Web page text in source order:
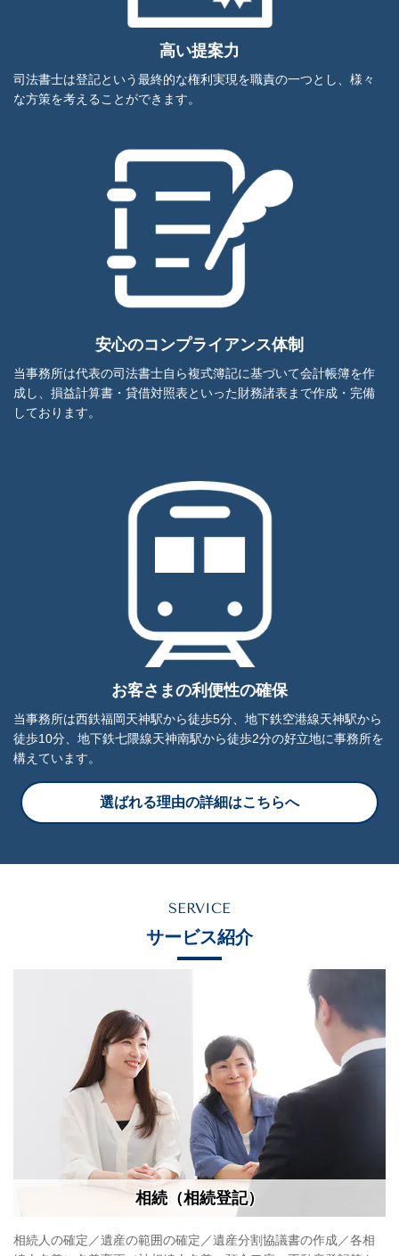
高い提案力
司法書士は登記という最終的な権利実現を職責の一つとし、様々
な方策を考えることができます。
安心のコンプライアンス体制
当事務所は代表の司法書士自ら複式簿記に基づいて会計帳簿を作
成し、損益計算書・貸借対照表といった財務諸表まで作成・完備
しております。
お客さまの利便性の確保
当事務所は西鉄福岡天神駅から徒歩5分、地下鉄空港線天神駅から
徒歩10分、地下鉄七隈線天神南駅から徒歩2分の好立地に事務所を
構えています。
選ばれる理由の詳細はこちらへ
SERVICE
サービス紹介
相続（相続登記）
相続人の確定／遺産の範囲の確定／遺産分割協議書の作成／各相